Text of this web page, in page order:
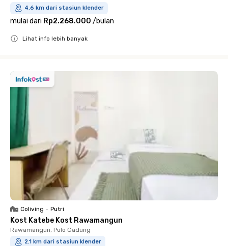
4.6 km dari stasiun klender
mulai dari Rp2.268.000 /bulan
Lihat info lebih banyak
Coliving • Putri
Kost Katebe Kost Rawamangun
Rawamangun, Pulo Gadung
2.1 km dari stasiun klender